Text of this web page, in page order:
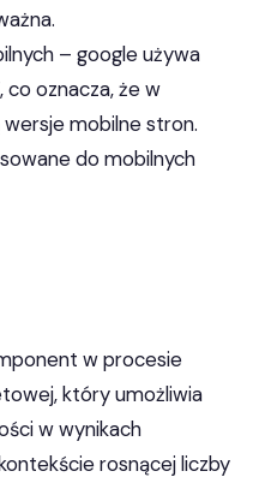
– google używa
co oznacza, że w
mobilne stron.
do mobilnych
w procesie
który umożliwia
w wynikach
rosnącej liczby